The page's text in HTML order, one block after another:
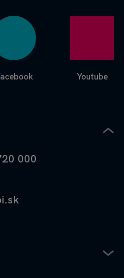
Youtube
000